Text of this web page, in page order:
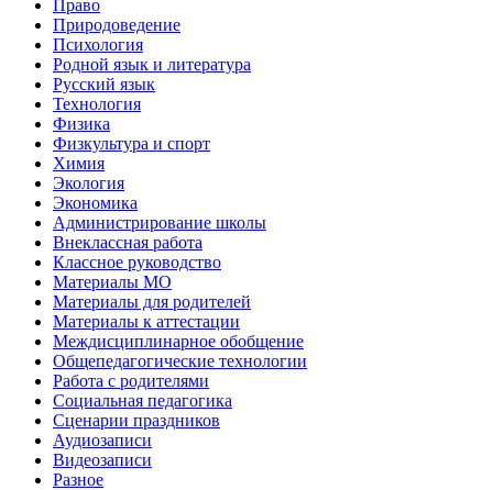
Право
Природоведение
Психология
Родной язык и литература
Русский язык
Технология
Физика
Физкультура и спорт
Химия
Экология
Экономика
Администрирование школы
Внеклассная работа
Классное руководство
Материалы МО
Материалы для родителей
Материалы к аттестации
Междисциплинарное обобщение
Общепедагогические технологии
Работа с родителями
Социальная педагогика
Сценарии праздников
Аудиозаписи
Видеозаписи
Разное